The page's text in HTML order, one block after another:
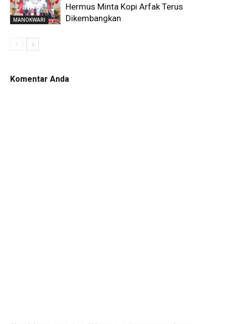
MANOKWARI
Hermus Minta Kopi Arfak Terus
Dikembangkan
Komentar Anda